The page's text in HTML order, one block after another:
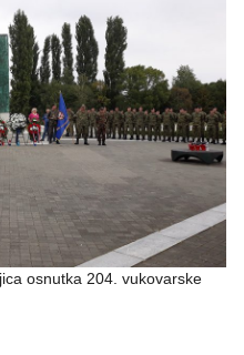
osnutka 204. vukovarske